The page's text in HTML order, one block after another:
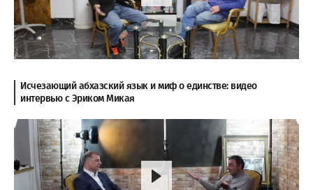
Исчезающий абхазский язык и миф о единстве: видео
интервью с Эриком Микая